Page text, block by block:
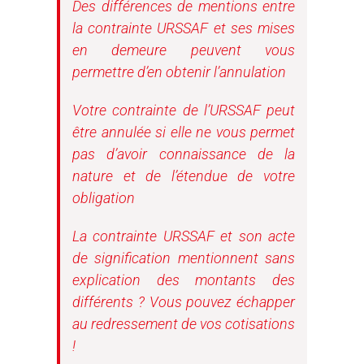
Des différences de mentions entre
la contrainte URSSAF et ses mises
en demeure peuvent vous
permettre d’en obtenir l’annulation
Votre contrainte de l’URSSAF peut
être annulée si elle ne vous permet
pas d’avoir connaissance de la
nature et de l’étendue de votre
obligation
La contrainte URSSAF et son acte
de signification mentionnent sans
explication des montants des
différents ? Vous pouvez échapper
au redressement de vos cotisations
!